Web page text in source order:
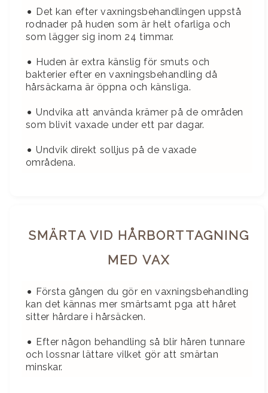
• Det kan efter vaxningsbehandlingen uppstå
rodnader på huden som är helt ofarliga och
som lägger sig inom 24 timmar.
• Huden är extra känslig för smuts och
bakterier efter en vaxningsbehandling då
hårsäckarna är öppna och känsliga.
• Undvika att använda krämer på de områden
som blivit vaxade under ett par dagar.
• Undvik direkt solljus på de vaxade
områdena.
SMÄRTA VID HÅRBORTTAGNING
MED VAX
• Första gången du gör en vaxningsbehandling
kan det kännas mer smärtsamt pga att håret
sitter hårdare i hårsäcken.
• Efter någon behandling så blir håren tunnare
och lossnar lättare vilket gör att smärtan
minskar.